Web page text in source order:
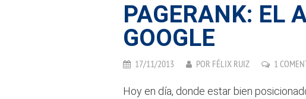
PAGERANK: EL
GOOGLE
17/11/2013 POR FÉLIX RUIZ 1
Hoy en día, donde estar bien